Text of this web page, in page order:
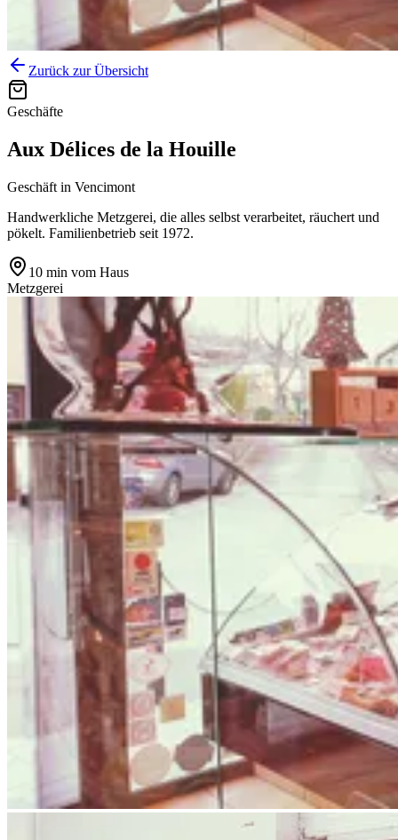
Zurück zur Übersicht
Geschäfte
Aux Délices de la Houille
Geschäft in Vencimont
Handwerkliche Metzgerei, die alles selbst verarbeitet, räuchert und
pökelt. Familienbetrieb seit 1972.
10 min vom Haus
Metzgerei